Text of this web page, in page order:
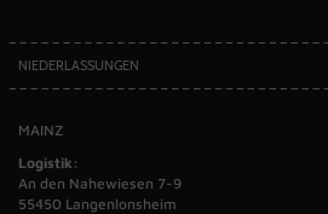
NIEDERLASSUNGEN
MAINZ
Logistik:
An den Nahewiesen 7-9
55450 Langenlonsheim